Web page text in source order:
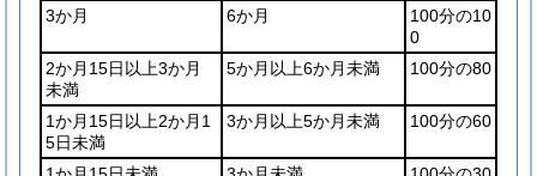
3か月 6か月
100分の10
0
2か月15日以上3か月
未満
5か月以上6か月未満 100分の80
1か月15日以上2か月1
5日未満
3か月以上5か月未満 100分の60